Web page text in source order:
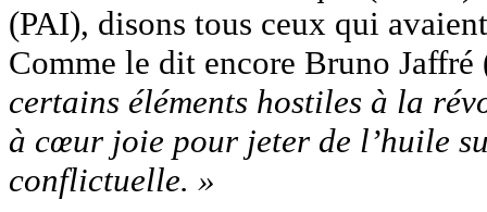
(PAI), disons tous ceux qui
Comme le dit encore Bruno
certains éléments hostiles à la
à cœur joie pour jeter de l’huile
conflictuelle. »